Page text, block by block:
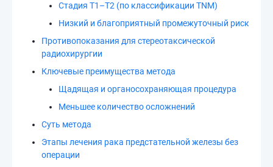
Стадия T1–T2 (по классификации TNM)
Низкий и благоприятный промежуточный риск
Противопоказания для стереотаксической
радиохирургии
Ключевые преимущества метода
Щадящая и органосохраняющая процедура
Меньшее количество осложнений
Суть метода
Этапы лечения рака предстательной железы без
операции